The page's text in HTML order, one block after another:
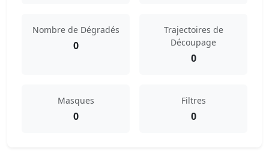
Nombre de Dégradés
0
Trajectoires de
Découpage
0
Masques
0
Filtres
0